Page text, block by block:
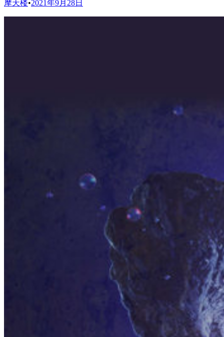
摩天楼•2021年9月28日